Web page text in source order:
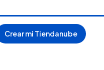
Crear mi Tiendanube